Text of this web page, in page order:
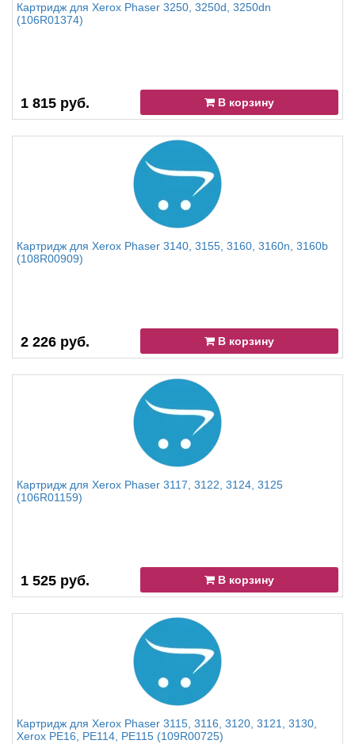
Картридж для Xerox Phaser 3250, 3250d, 3250dn
(106R01374)
1 815 руб. В корзину
Картридж для Xerox Phaser 3140, 3155, 3160, 3160n, 3160b
(108R00909)
2 226 руб. В корзину
Картридж для Xerox Phaser 3117, 3122, 3124, 3125
(106R01159)
1 525 руб. В корзину
Картридж для Xerox Phaser 3115, 3116, 3120, 3121, 3130,
Xerox PE16, PE114, PE115 (109R00725)